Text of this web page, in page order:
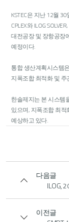
KSTEC은 지난 12월
CPLEX와 ILOG
대전공장 및 장항공장
예정이다.
통합 생산계획시스템
지폭조합 최적화 및
한솔제지는 본 시스템
있으며, 지폭조합 최
예상하고 있다.
다음글
ILOG,
이전글